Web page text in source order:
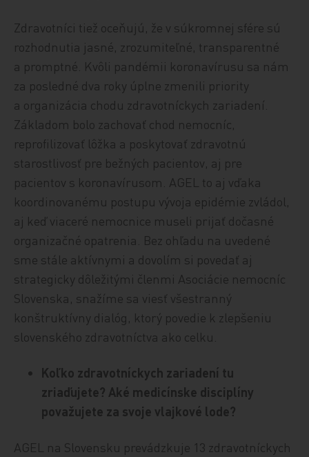
Zdravotníci tiež oceňujú, že v súkromnej sfére sú
rozhodnutia jasné, zrozumiteľné, transparentné
a promptné. Kvôli pandémii koronavírusu sa nám
za posledné dva roky úplne zmenili priority
a organizácia chodu zdravotníckych zariadení.
Základom bolo zachovať chod nemocníc,
reprofilizovať lôžka a poskytovať zdravotnú
starostlivosť pre bežných pacientov, aj pre
pacientov s koronavírusom. AGEL to aj vďaka
koordinovanému postupu vývoja epidémie zvládol,
aj keď viaceré nemocnice museli prijať dočasné
organizačné opatrenia. Bez ohľadu na uvedené
sme stále aktívnymi a dovolím si povedať aj
strategicky dôležitými členmi Asociácie nemocníc
Slovenska, snažíme sa viesť všestranný
konštruktívny dialóg, ktorý povedie k zlepšeniu
slovenského zdravotníctva ako celku.
Koľko zdravotníckych zariadení tu
zriaďujete? Aké medicínske disciplíny
považujete za svoje vlajkové lode?
AGEL na Slovensku prevádzkuje 13 zdravotníckych